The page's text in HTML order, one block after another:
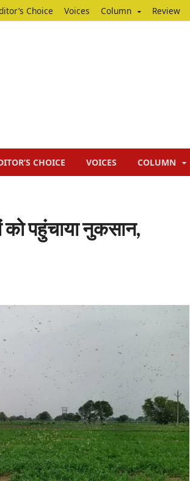
Choice Voices Column Review
CHOICE VOICES COLUMN
को पहुंचाया नुकसान,